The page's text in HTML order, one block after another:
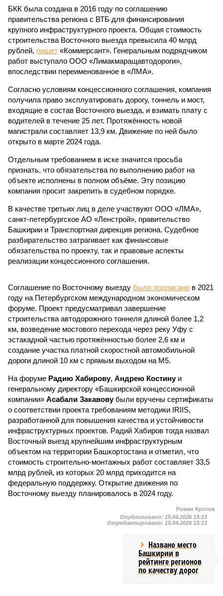
БКК была создана в 2016 году по соглашению
правительства региона с ВТБ для финансирования
крупного инфраструктурного проекта. Общая стоимость
строительства Восточного выезда превысила 40 млрд
рублей, пишет «Коммерсант». Генеральным подрядчиком
работ выступало ООО «Лимакмаращавтодороги»,
впоследствии переименованное в «ЛМА».
Согласно условиям концессионного соглашения, компания
получила право эксплуатировать дорогу, тоннель и мост,
входящие в состав Восточного выезда, и взимать плату с
водителей в течение 25 лет. Протяжённость новой
магистрали составляет 13,9 км. Движение по ней было
открыто в марте 2024 года.
Отдельным требованием в иске значится просьба
признать, что обязательства по выполнению работ на
объекте исполнены в полном объёме. Эту позицию
компания просит закрепить в судебном порядке.
В качестве третьих лиц в деле участвуют ООО «ЛМА»,
санкт-петербургское АО «Ленстрой», правительство
Башкирии и Транспортная дирекция региона. Судебное
разбирательство затрагивает как финансовые
обязательства по проекту, так и правовые аспекты
реализации концессионного соглашения.
Соглашение по Восточному выезду было подписано в 2021
году на Петербургском международном экономическом
форуме. Проект предусматривал завершение
строительства автодорожного тоннеля длиной более 1,2
км, возведение мостового перехода через реку Уфу с
эстакадной частью протяжённостью более 2,6 км и
создание участка платной скоростной автомобильной
дороги длиной 10 км с прямым выходом на М5.
На форуме Радию Хабирову, Андрею Костинуи
генеральному директору «Башкирской концессионной
компании» Асабали Закавовубыли вручены сертификаты
о соответствии проекта требованиям методики IRIIS,
разработанной для повышения качества и устойчивости
инфраструктурных проектов. Радий Хабиров тогда назвал
Восточный выезд крупнейшим инфраструктурным
объектом на территории Башкортостана и отметил, что
стоимость строительно-монтажных работ составляет 33,5
млрд рублей, из которых 20 млрд приходится на
федеральную поддержку. Открытие движения по
Восточному выезду планировалось в 2024 году.
Роман Кротов
Опубликовано: 15.04.2026 13:13
Отредактировано: 15.04.2026 13:13
Названо место
Башкирии в
рейтинге регионов
по качеству дорог